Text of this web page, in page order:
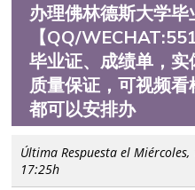
办理佛林德斯大学毕
【QQ/
毕业证、成绩单，实
质量保证，可视频
都可以安排办
Última Respuesta el
17:25h